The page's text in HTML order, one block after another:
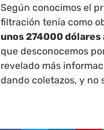
Según conocimos el
filtración tenía como
unos 274000 dólares
que desconocemos
revelado más
dando coletazos, y no